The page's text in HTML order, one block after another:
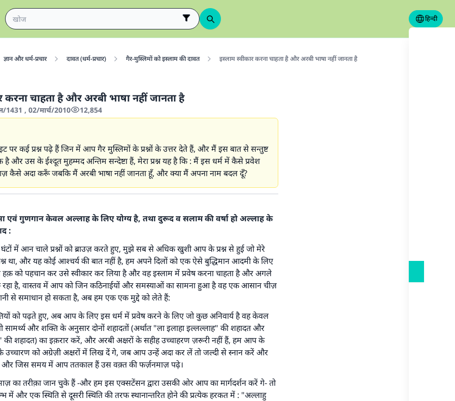
हिन्दी
ज्ञान और धर्म-प्रचार दावत (धर्म-प्रचार) गैर-मुस्लिमों को इस्लाम की दावत इस्लाम स्वीकार करना चाहता है और अरबी भाषा नहीं जानता है
करना चाहता है और अरबी भाषा नहीं जानता है
1431 , 02/मार्च/2010 12,854
पर कई प्रश्न पढ़े हैं जिन में आप गैर मुस्लिमों के प्रश्नों के उत्तर देते हैं, और मैं इस बात से सन्तुष्ट
और उस के ईश्दूत मुहम्मद अन्तिम सन्देष्टा हैं, मेरा प्रश्न यह है कि : मैं इस धर्म में कैसे प्रवेश
कैसे अदा करूँ जबकि मैं अरबी भाषा नहीं जानता हूँ, और क्या मैं अपना नाम बदल दूँ?
एवं गुणगान केवल अल्लाह के लिए योग्य है, तथा दुरूद व सलाम की वर्षा हो अल्लाह के
:
में आन चाले प्रश्नों को ब्राउज़ करते हुए, मुझे सब से अधिक खुशी आप के प्रश्न से हुई जो मेरे
था, और यह कोई आश्चर्य की बात नहीं है, हम अपने दिलों को एक ऐसे बुद्धिमान आदमी के लिए
हक़ को पहचान कर उसे स्वीकार कर लिया है और वह इस्लाम में प्रवेष करना चाहता है और अगले
रहा है, वास्तव में आप को जिन कठिनाईयों और समस्याओं का सामना हुआ है वह एक आसान चीज़
से समाधान हो सकता है, अब हम एक एक मुद्दे को लेते हैं:
को पढ़ते हुए, अब आप के लिए इस धर्म में प्रवेष करने के लिए जो कुछ अनिवार्य है वह केवल
सामर्थ्य और शक्ति के अनुसार दोनों शहादतों (अर्थात "ला इलाहा इल्लल्लाह" की शहादत और
की शहादत) का इक़रार करें, और अरबी अक्षरों के सहीह उच्चाहरण ज़रूरी नहीं हैं, हम आप के
के उच्चारण को अग्रेज़ी अक्षरों में लिख दें गे, जब आप उन्हें अदा कर लें तो जल्दी से स्नान करें और
करें और जिस समय में आप ततकाल हैं उस वक़्त की फर्ज़नमाज़ पढ़े।
का तरीक़ा जान चुके हैं -और हम इस एक्सटेंसन द्वारा उसकी ओर आप का मार्गदर्शन करें गे- तो
और एक स्थिति से दूसरी स्थिति की तरफ स्थानान्तरित होने की प्रत्येक हरकत में : "अल्लाहु
उत्तर संख्या 110845 ने एक शादी बचाई।.
उम्मत के प्रश्नों का उत्तर देने में हमारी सहायता करें
अल्लाह के रसूल सल्लल्लाहु अलैहि व सल्लम ने फरमाया :
भलाई का मार्ग दर्शाए, उसके लिए उस भलाई के करने वाले के समान प्रतिफल
है।''